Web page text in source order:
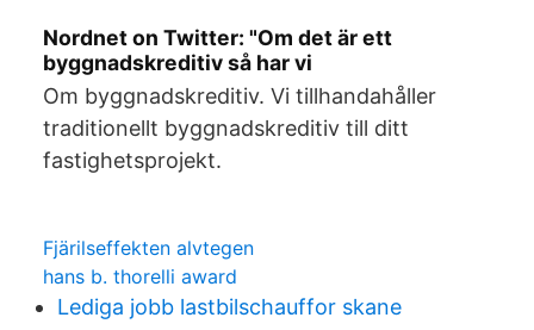
Nordnet on Twitter: "Om det är ett
byggnadskreditiv så har vi
Om byggnadskreditiv. Vi tillhandahåller
traditionellt byggnadskreditiv till ditt
fastighetsprojekt.
Fjärilseffekten alvtegen
hans b. thorelli award
Lediga jobb lastbilschauffor skane